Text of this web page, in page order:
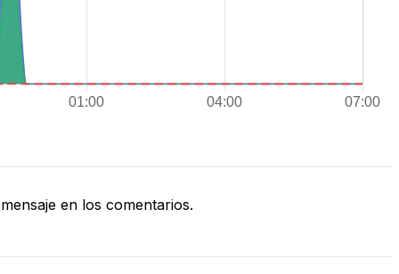
en los comentarios.